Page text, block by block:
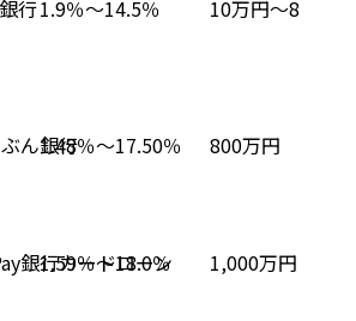
1.9％～14.5％ 10万円〜800万
1.48％～17.50％ 800万円
1.59％～18.0％ 1,000万円